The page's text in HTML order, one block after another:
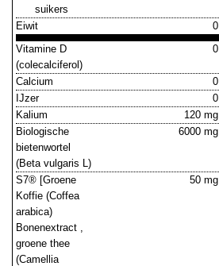
suikers
Eiwit 0
Vitamine D
(colecalciferol)
0
Calcium 0
IJzer
0
Kalium
120 mg
Biologische
bietenwortel
(Beta vulgaris L)
6000 mg
S7® [Groene
Koffie (Coffea
arabica)
Bonenextract ,
groene thee
(Camellia
50 mg